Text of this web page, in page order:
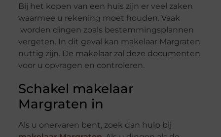
Bij het kopen van een huis zijn er veel zaken
waarmee u rekening moet houden. Vaak
worden dingen zoals bestemmingsplannen
vergeten. In dit geval kan makelaar Margraten
nuttig zijn. De makelaar zal deze documenten
voor u opvragen en controleren.
Schakel makelaar
Margraten in
Als u onervaren bent, zoek dan hulp bij